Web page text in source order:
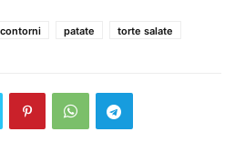
contorni patate torte salate